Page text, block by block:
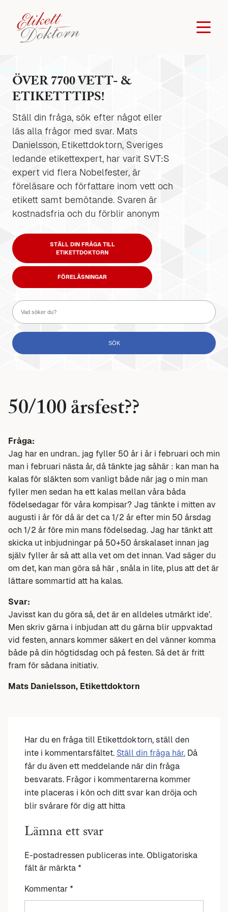
ÖVER 7700 VETT- &
ETIKETTTIPS!
Ställ din fråga, sök efter något eller
läs alla frågor med svar. Mats
Danielsson, Etikettdoktorn, Sveriges
ledande etikettexpert, har varit SVT:S
expert vid flera Nobelfester, är
föreläsare och författare inom vett och
etikett samt bemötande. Svaren är
kostnadsfria och du förblir anonym
STÄLL DIN FRÅGA TILL
ETIKETTDOKTORN
FÖRELÄSNINGAR
50/100 årsfest??
Fråga:
Jag har en undran.. jag fyller 50 år i år i februari och min
man i februari nästa år, då tänkte jag såhär : kan man ha
kalas för släkten som vanligt både när jag o min man
fyller men sedan ha ett kalas mellan våra båda
födelsedagar för våra kompisar? Jag tänkte i mitten av
augusti i år för då är det ca 1/2 år efter min 50 årsdag
och 1/2 år före min mans födelsedag. Jag har tänkt att
skicka ut inbjudningar på 50+50 årskalaset innan jag
själv fyller år så att alla vet om det innan. Vad säger du
om det, kan man göra så här , snåla in lite, plus att det är
lättare sommartid att ha kalas.
Svar:
Javisst kan du göra så, det är en alldeles utmärkt ide’.
Men skriv gärna i inbjudan att du gärna blir uppvaktad
vid festen, annars kommer säkert en del vänner komma
både på din högtidsdag och på festen. Så det är fritt
fram för sådana initiativ.
Mats Danielsson, Etikettdoktorn
Har du en fråga till Etikettdoktorn, ställ den
inte i kommentarsfältet. Ställ din fråga här. Då
får du även ett meddelande när din fråga
besvarats. Frågor i kommentarerna kommer
inte placeras i kön och ditt svar kan dröja och
blir svårare för dig att hitta
Lämna ett svar
E-postadressen publiceras inte. Obligatoriska
fält är märkta *
Kommentar *